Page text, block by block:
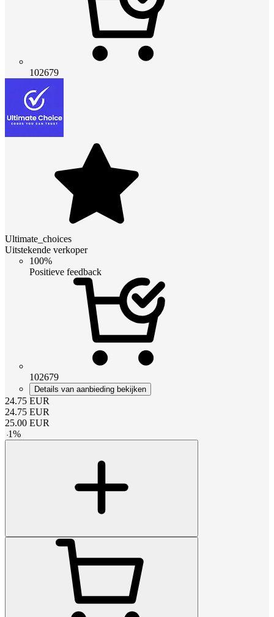
102679
Ultimate_choices
Uitstekende verkoper
100%
Positieve feedback
102679
Details van aanbieding bekijken
24.75 EUR
24.75 EUR
25.00 EUR
-1%